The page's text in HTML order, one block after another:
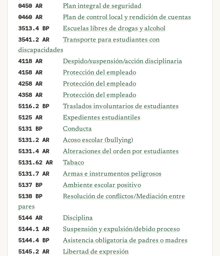
0450 AR Plan integral de seguridad
0460 AR Plan de control local y rendición de cuentas
3513.4 BP Escuelas libres de drogas y alcohol
3541.2 AR
Transporte para estudiantes con
discapacidades
4118 AR Despido/suspensión/acción disciplinaria
4158 AR Protección del empleado
4258 AR Protección del empleado
4358 AR Protección del empleado
5116.2 BP Traslados involuntarios de estudiantes
5125 AR Expedientes estudiantiles
5131 BP Conducta
5131.2 AR Acoso escolar (bullying)
5131.4 AR Alteraciones del orden por estudiantes
5131.62 AR Tabaco
5131.7 AR Armas e instrumentos peligrosos
5137 BP Ambiente escolar positivo
5138 BP
Resolución de conflictos/Mediación entre
pares
5144 AR Disciplina
5144.1 AR Suspensión y expulsión/debido proceso
5144.4 BP Asistencia obligatoria de padres o madres
5145.2 AR Libertad de expresión